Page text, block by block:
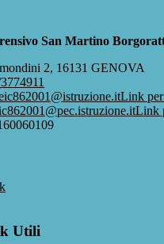
San Martino
2, 16131 GENOVA
Link
Link
Utili